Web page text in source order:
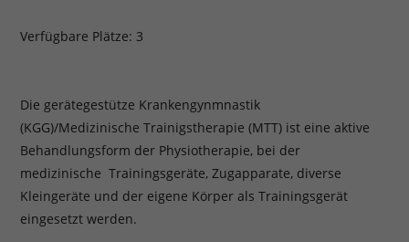
Verfügbare Plätze: 3
Die gerätegestütze Krankengynmnastik
(KGG)/Medizinische Trainigstherapie (MTT) ist eine aktive
Behandlungsform der Physiotherapie, bei der
medizinische Trainingsgeräte, Zugapparate, diverse
Kleingeräte und der eigene Körper als Trainingsgerät
eingesetzt werden.